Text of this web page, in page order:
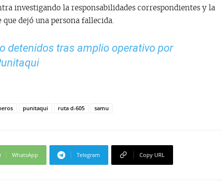
investigando la responsabilidades correspondientes y la
dejó una persona fallecida.
detenidos tras amplio operativo por
punitaqui ruta d-605 samu
WhatsApp Telegram Copy URL